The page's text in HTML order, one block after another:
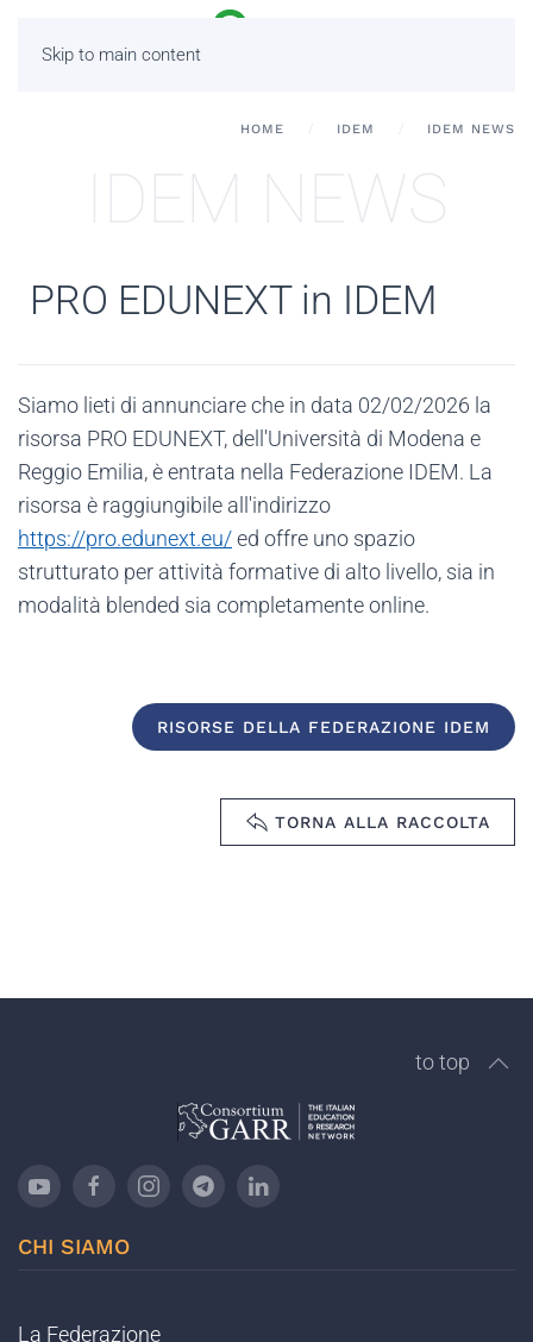
Skip to main content
HOME IDEM IDEM NEWS
IDEM NEWS
PRO EDUNEXT in IDEM
Siamo lieti di annunciare che in data 02/02/2026 la
risorsa PRO EDUNEXT, dell'Università di Modena e
Reggio Emilia,è entrata nella Federazione IDEM. La
risorsa è raggiungibile all'indirizzo
https://pro.edunext.eu/ed offre uno spazio
strutturato per attività formative di alto livello, sia in
modalità blended sia completamente online.
RISORSE DELLA FEDERAZIONE IDEM
TORNA ALLA RACCOLTA
to top
CHI SIAMO
La Federazione